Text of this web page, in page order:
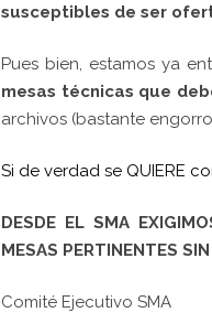
susceptibles de ser
Pues bien, estamos ya
mesas técnicas que
archivos (bastante
Si de verdad se QUIERE
DESDE EL SMA
MESAS PERTINENTES
Comité Ejecutivo SMA